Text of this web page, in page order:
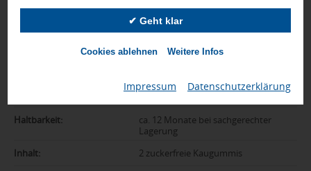
✔ Geht klar
Cookies ablehnen Weitere Infos
Impressum Datenschutzerklärung
Verpackungseinh.: 500
Herkunftsland: Deutschland
Zolltarifnummer: 21069092
PDF-Link
Haltbarkeit:
ca. 12 Monate bei sachgerechter
Lagerung
Inhalt:
2 zuckerfreie Kaugummis